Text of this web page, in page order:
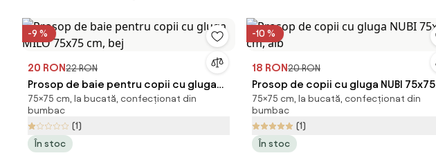
-9 %
20 RON22 RON
Prosop de baie pentru copii cu gluga
MILO 75x75 cm, bej
75×75 cm, la bucată, confecționat din
bumbac
(1)
În stoc
-10 %
18 RON20 RON
Prosop de copii cu gluga NUBI 75x75
cm, alb
75×75 cm, la bucată, confecționat din
bumbac
(1)
În stoc